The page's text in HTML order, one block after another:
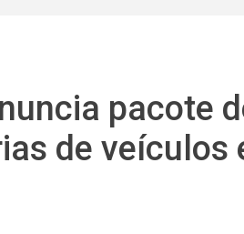
pacote
de veículos